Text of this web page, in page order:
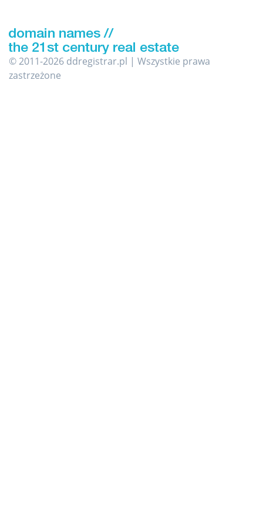
© 2011-2026 ddregistrar.pl | Wszystkie prawa
zastrzeżone